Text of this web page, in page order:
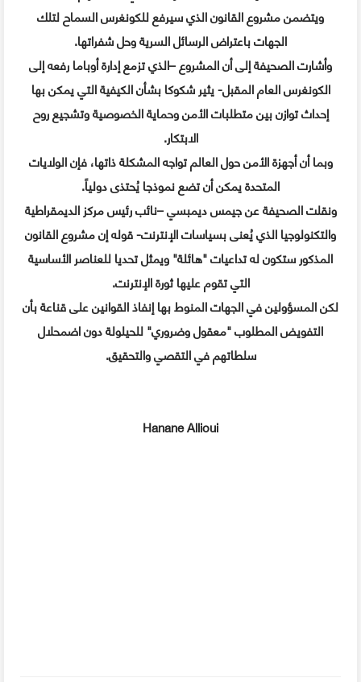
ويتضمن مشروع القانون الذي سيرفع للكونغرس السماح لتلك
الجهات باعتراض الرسائل السرية وحل شفراتها.
وأشارت الصحيفة إلى أن المشروع –الذي تزمع إدارة أوباما رفعه إلى
الكونغرس العام المقبل- يثير شكوكا بشأن الكيفية التي يمكن بها
إحداث توازن بين متطلبات الأمن وحماية الخصوصية وتشجيع روح
الابتكار.
وبما أن أجهزة الأمن حول العالم تواجه المشكلة ذاتها، فإن الولايات
المتحدة يمكن أن تضع نموذجا يُحتذى دولياً.
ونقلت الصحيفة عن جيمس ديمبسي –نائب رئيس مركز الديمقراطية
والتكنولوجيا الذي يُعنى بسياسات الإنترنت- قوله إن مشروع القانون
المذكور ستكون له تداعيات "هائلة" ويمثل تحديا للعناصر الأساسية
التي تقوم عليها ثورة الإنترنت.
لكن المسؤولين في الجهات المنوط بها إنفاذ القوانين على قناعة بأن
التفويض المطلوب "معقول وضروري" للحيلولة دون اضمحلال
سلطاتهم في التقصي والتحقيق.
Hanane Allioui